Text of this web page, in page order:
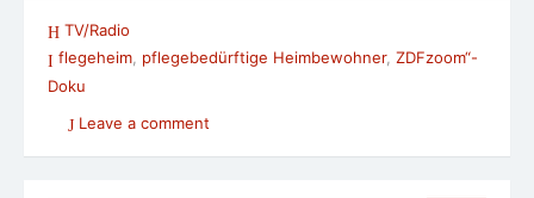
TV/Radio
flegeheim, pflegebedürftige Heimbewohner, ZDFzoom“-
Doku
Leave a comment